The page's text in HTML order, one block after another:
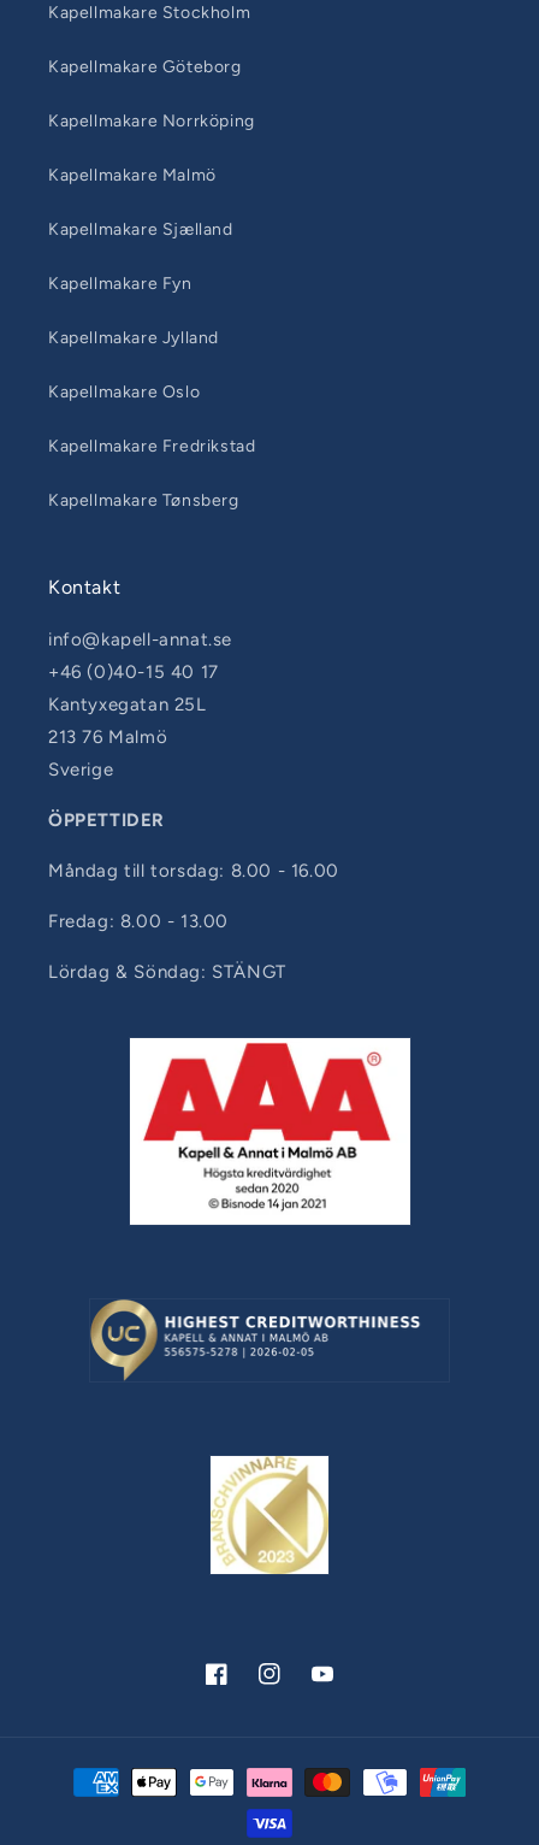
Kapellmakare Stockholm
Kapellmakare Göteborg
Kapellmakare Norrköping
Kapellmakare Malmö
Kapellmakare Sjælland
Kapellmakare Fyn
Kapellmakare Jylland
Kapellmakare Oslo
Kapellmakare Fredrikstad
Kapellmakare Tønsberg
Kontakt
info@kapell-annat.se
+46 (0)40-15 40 17
Kantyxegatan 25L
213 76 Malmö
Sverige
ÖPPETTIDER
Måndag till torsdag: 8.00 - 16.00
Fredag: 8.00 - 13.00
Lördag & Söndag: STÄNGT
FacebookInstagramYouTube
Betalningsmetoder